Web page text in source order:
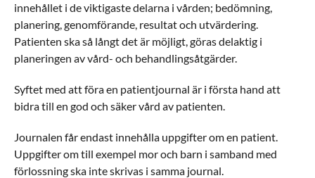
innehållet i de viktigaste delarna i vården; bedömning,
planering, genomförande, resultat och utvärdering.
Patienten ska så långt det är möjligt, göras delaktig i
planeringen av vård- och behandlingsåtgärder.
Syftet med att föra en patientjournal är i första hand att
bidra till en god och säker vård av patienten.
Journalen får endast innehålla uppgifter om en patient.
Uppgifter om till exempel mor och barn i samband med
förlossning ska inte skrivas i samma journal.